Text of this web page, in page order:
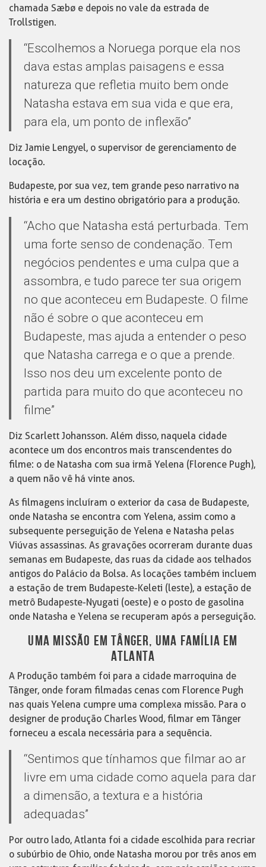
chamada Sæbø e depois no vale da estrada de
Trollstigen.
“Escolhemos a Noruega porque ela nos
dava estas amplas paisagens e essa
natureza que refletia muito bem onde
Natasha estava em sua vida e que era,
para ela, um ponto de inflexão”
Diz Jamie Lengyel, o supervisor de gerenciamento de
locação.
Budapeste, por sua vez, tem grande peso narrativo na
história e era um destino obrigatório para a produção.
“Acho que Natasha está perturbada. Tem
uma forte senso de condenação. Tem
negócios pendentes e uma culpa que a
assombra, e tudo parece ter sua origem
no que aconteceu em Budapeste. O filme
não é sobre o que aconteceu em
Budapeste, mas ajuda a entender o peso
que Natasha carrega e o que a prende.
Isso nos deu um excelente ponto de
partida para muito do que aconteceu no
filme”
Diz Scarlett Johansson. Além disso, naquela cidade
acontece um dos encontros mais transcendentes do
filme: o de Natasha com sua irmã Yelena (Florence Pugh),
a quem não vê há vinte anos.
As filmagens incluíram o exterior da casa de Budapeste,
onde Natasha se encontra com Yelena, assim como a
subsequente perseguição de Yelena e Natasha pelas
Viúvas assassinas. As gravações ocorreram durante duas
semanas em Budapeste, das ruas da cidade aos telhados
antigos do Palácio da Bolsa. As locações também incluem
a estação de trem Budapeste-Keleti (leste), a estação de
metrô Budapeste-Nyugati (oeste) e o posto de gasolina
onde Natasha e Yelena se recuperam após a perseguição.
UMA MISSÃO EM TÂNGER, UMA FAMÍLIA EM
ATLANTA
A Produção também foi para a cidade marroquina de
Tânger, onde foram filmadas cenas com Florence Pugh
nas quais Yelena cumpre uma complexa missão. Para o
designer de produção Charles Wood, filmar em Tânger
forneceu a escala necessária para a sequência.
“Sentimos que tínhamos que filmar ao ar
livre em uma cidade como aquela para dar
a dimensão, a textura e a história
adequadas”
Por outro lado, Atlanta foi a cidade escolhida para recriar
o subúrbio de Ohio, onde Natasha morou por três anos em